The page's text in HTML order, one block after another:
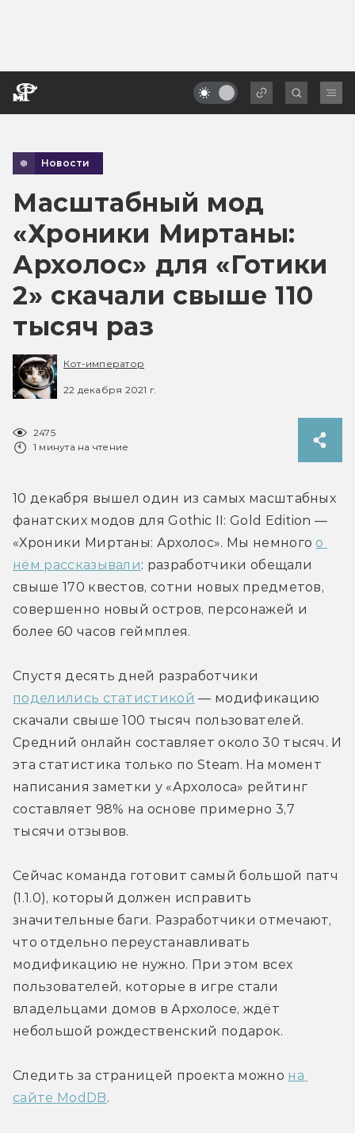
Новости
Масштабный мод
«Хроники Миртаны:
Архолос» для «Готики
2» скачали свыше 110
тысяч раз
Кот-император
22 декабря 2021 г.
2475
1 минута на чтение
10 декабря вышел один из самых масштабных
фанатских модов для Gothic II: Gold Edition —
«Хроники Миртаны: Архолос». Мы немного о
нём рассказывали: разработчики обещали
свыше 170 квестов, сотни новых предметов,
совершенно новый остров, персонажей и
более 60 часов геймплея.
поделились статистикой — модификацию
скачали свыше 100 тысяч пользователей.
Средний онлайн составляет около 30 тысяч. И
эта статистика только по Steam. На момент
написания заметки у «Архолоса» рейтинг
составляет 98% на основе примерно 3,7
тысячи отзывов.
Сейчас команда готовит самый большой патч
(1.1.0), который должен исправить
значительные баги. Разработчики отмечают,
что отдельно переустанавливать
модификацию не нужно. При этом всех
пользователей, которые в игре стали
владельцами домов в Архолосе, ждёт
небольшой рождественский подарок.
Следить за страницей проекта можно на
сайте ModDB.